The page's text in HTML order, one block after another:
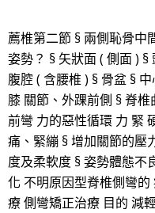
薦椎第二節 § 兩側恥骨中
姿勢？ § 矢狀面 ( 側面 ) §
腹腔 ( 含腰椎 ) § 骨盆 §
膝 關節、外踝前側 § 脊
前彎 力的惡性循環 力 緊
痛、緊繃 § 增加關節的壓
度及柔軟度 § 姿勢體態不
化 不明原因型脊椎側彎
療 側彎矯正治療 目的 減